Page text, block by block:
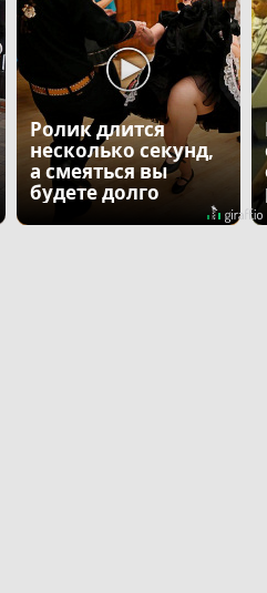
Ролик длится
несколько секунд,
а смеяться вы
будете долго